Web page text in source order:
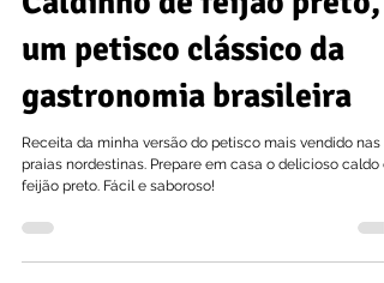
Caldinho de feijão preto,
um petisco clássico da
gastronomia brasileira
Receita da minha versão do petisco mais vendido nas
feijão preto. Fácil e saboroso!